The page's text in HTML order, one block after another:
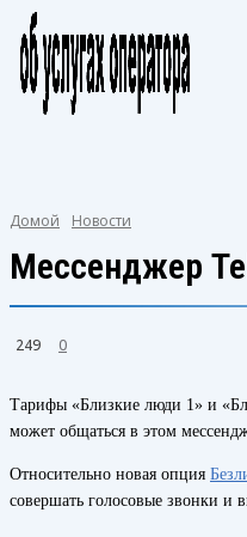
Домой Новости
Мессенджер
249 0
Тарифы «Близкие люди 1» и
может общаться в этом
Относительно новая опция
совершать голосовые звонки и